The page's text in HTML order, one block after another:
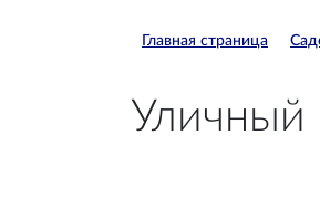
Главная страница
Уличный